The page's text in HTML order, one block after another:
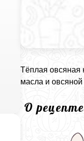
Тёплая овсяная
масла и
О рецепте